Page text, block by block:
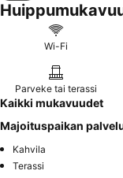
Wi-Fi
Parveke tai terassi
Kaikki mukavuudet
Majoituspaikan
Kahvila
Terassi